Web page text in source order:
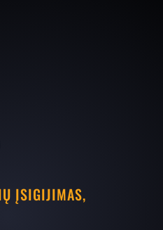
ĮSIGIJIMAS,